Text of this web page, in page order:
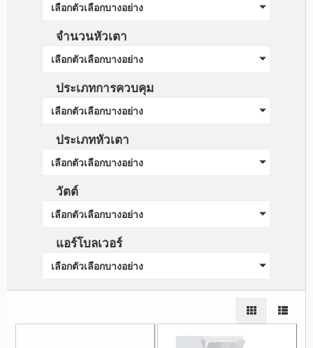
เลือกตัวเลือกบางอย่าง
จำนวนหัวเตา
เลือกตัวเลือกบางอย่าง
ประเภทการควบคุม
เลือกตัวเลือกบางอย่าง
ประเภทหัวเตา
เลือกตัวเลือกบางอย่าง
วัตต์
เลือกตัวเลือกบางอย่าง
แอร์โบลเวอร์
เลือกตัวเลือกบางอย่าง